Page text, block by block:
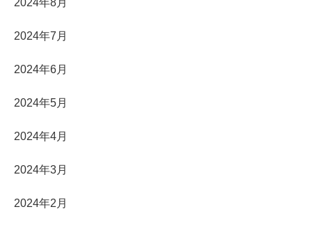
2024年8月
2024年7月
2024年6月
2024年5月
2024年4月
2024年3月
2024年2月